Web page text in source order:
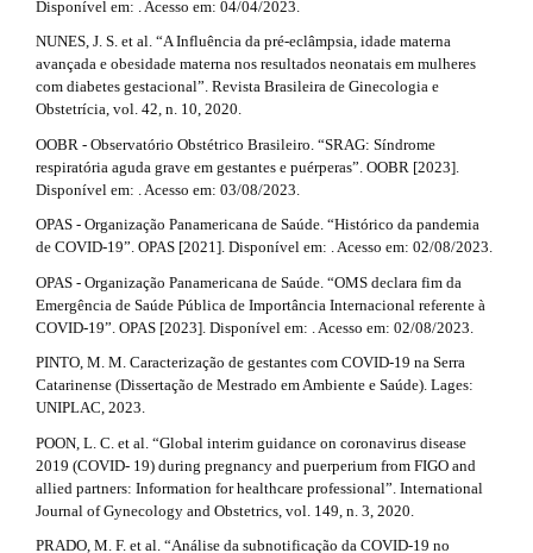
Disponível em: . Acesso em: 04/04/2023.
NUNES, J. S. et al. “A Influência da pré-eclâmpsia, idade materna
avançada e obesidade materna nos resultados neonatais em mulheres
com diabetes gestacional”. Revista Brasileira de Ginecologia e
Obstetrícia, vol. 42, n. 10, 2020.
OOBR - Observatório Obstétrico Brasileiro. “SRAG: Síndrome
respiratória aguda grave em gestantes e puérperas”. OOBR [2023].
Disponível em: . Acesso em: 03/08/2023.
OPAS - Organização Panamericana de Saúde. “Histórico da pandemia
de COVID-19”. OPAS [2021]. Disponível em: . Acesso em: 02/08/2023.
OPAS - Organização Panamericana de Saúde. “OMS declara fim da
Emergência de Saúde Pública de Importância Internacional referente à
COVID-19”. OPAS [2023]. Disponível em: . Acesso em: 02/08/2023.
PINTO, M. M. Caracterização de gestantes com COVID-19 na Serra
Catarinense (Dissertação de Mestrado em Ambiente e Saúde). Lages:
UNIPLAC, 2023.
POON, L. C. et al. “Global interim guidance on coronavirus disease
2019 (COVID- 19) during pregnancy and puerperium from FIGO and
allied partners: Information for healthcare professional”. International
Journal of Gynecology and Obstetrics, vol. 149, n. 3, 2020.
PRADO, M. F. et al. “Análise da subnotificação da COVID-19 no